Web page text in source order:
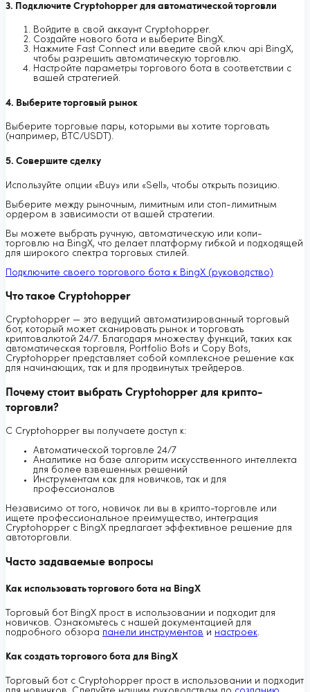
3. Подключите Cryptohopper для автоматической торговли
Войдите в свой аккаунт Cryptohopper.
Создайте нового бота и выберите BingX.
Нажмите Fast Connect или введите свой ключ api BingX,
чтобы разрешить автоматическую торговлю.
Настройте параметры торгового бота в соответствии с
вашей стратегией.
4. Выберите торговый рынок
Выберите торговые пары, которыми вы хотите торговать
(например, BTC/USDT).
5. Совершите сделку
Используйте опции «Buy» или «Sell», чтобы открыть позицию.
Выберите между рыночным, лимитным или стоп-лимитным
ордером в зависимости от вашей стратегии.
Вы можете выбрать ручную, автоматическую или копи-
торговлю на BingX, что делает платформу гибкой и подходящей
для широкого спектра торговых стилей.
Подключите своего торгового бота к BingX (руководство)
Что такое Cryptohopper
Cryptohopper — это ведущий автоматизированный торговый
бот, который может сканировать рынок и торговать
криптовалютой 24/7. Благодаря множеству функций, таких как
автоматическая торговля, Portfolio Bots и Copy Bots,
Cryptohopper представляет собой комплексное решение как
для начинающих, так и для продвинутых трейдеров.
Почему стоит выбрать Cryptohopper для крипто-
торговли?
С Cryptohopper вы получаете доступ к:
Автоматической торговле 24/7
Аналитике на базе алгоритм искусственного интеллекта
для более взвешенных решений
Инструментам как для новичков, так и для
профессионалов
Независимо от того, новичок ли вы в крипто-торговле или
ищете профессиональное преимущество, интеграция
Cryptohopper с BingX предлагает эффективное решение для
автоторговли.
Часто задаваемые вопросы
Как использовать торгового бота на BingX
Торговый бот BingX прост в использовании и подходит для
новичков. Ознакомьтесь с нашей документацией для
подробного обзора панели инструментов и настроек.
Как создать торгового бота для BingX
Торговый бот с Cryptohopper прост в использовании и подходит